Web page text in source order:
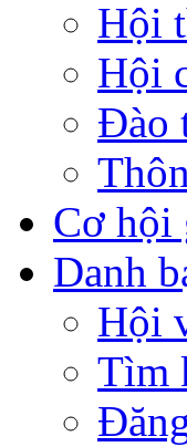
Hội
Hội
Đào
Cơ hội
Danh
Hội
Tìm